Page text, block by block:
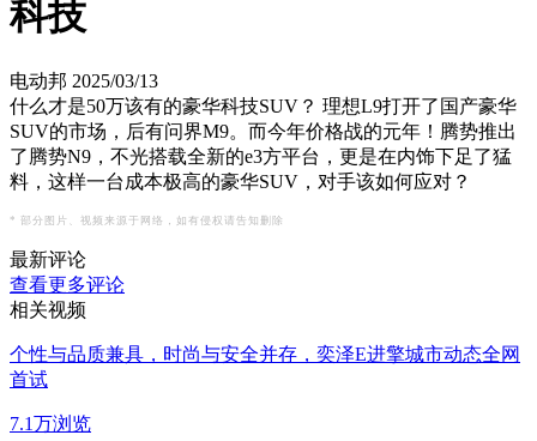
科技
电动邦 2025/03/13
什么才是50万该有的豪华科技SUV？ 理想L9打开了国产豪华
SUV的市场，后有问界M9。而今年价格战的元年！腾势推出
了腾势N9，不光搭载全新的e3方平台，更是在内饰下足了猛
料，这样一台成本极高的豪华SUV，对手该如何应对？
* 部分图片、视频来源于网络，如有侵权请告知删除
最新评论
查看更多评论
相关视频
个性与品质兼具，时尚与安全并存，奕泽E进擎城市动态全网
首试
7.1万浏览